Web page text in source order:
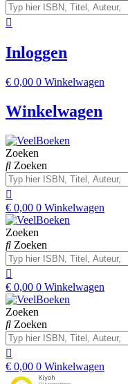
Inloggen
€ 0,00 0 Winkelwagen
Winkelwagen
Zoeken
Zoeken
€ 0,00 0 Winkelwagen
Zoeken
Zoeken
€ 0,00 0 Winkelwagen
Zoeken
Zoeken
€ 0,00 0 Winkelwagen